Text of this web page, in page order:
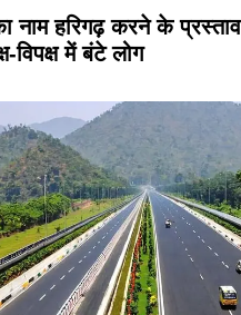
हरिगढ़ करने के प्रस्ताव
विपक्ष में बंटे लोग